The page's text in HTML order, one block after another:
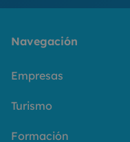
Navegación
Empresas
Turismo
Formación